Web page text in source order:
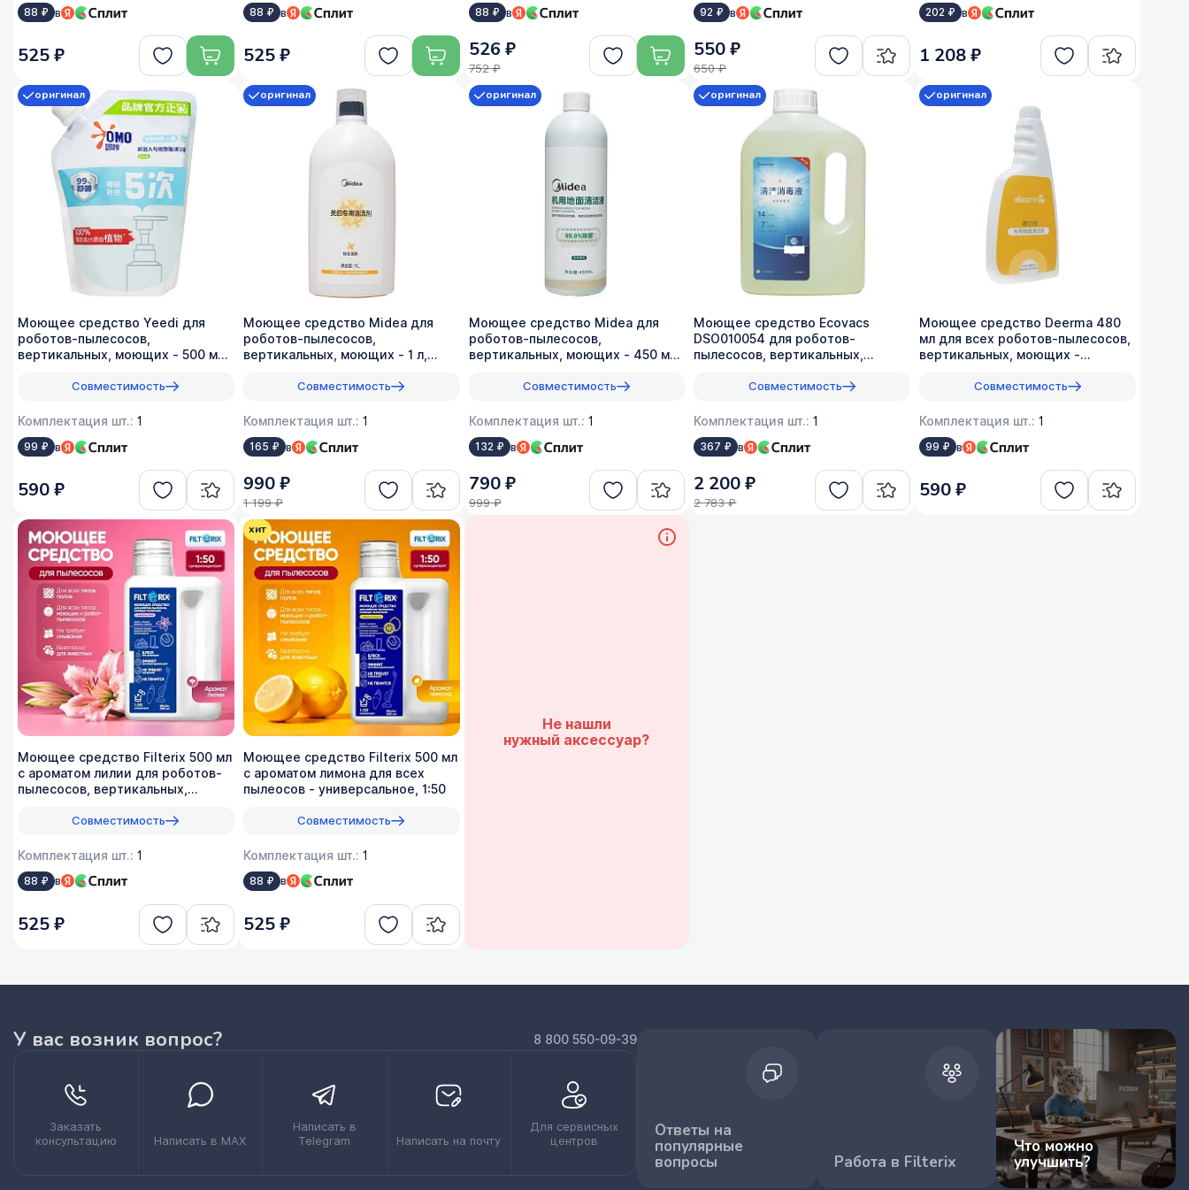
88 ₽ в
525 ₽
88 ₽ в
525 ₽
88 ₽ в
526 ₽
752 ₽
92 ₽ в
550 ₽
650 ₽
202 ₽ в
1 208 ₽
Моющее средство Yeedi для
роботов-пылесосов,
вертикальных, моющих - 500 мл,
Совместимость
Комплектация шт.: 1
99 ₽ в
оригинал
590 ₽
Моющее средство Midea для
роботов-пылесосов,
вертикальных, моющих - 1 л,
Совместимость
Комплектация шт.: 1
165 ₽ в
оригинал
990 ₽
1 199 ₽
Моющее средство Midea для
роботов-пылесосов,
вертикальных, моющих - 450 мл,
Совместимость
Комплектация шт.: 1
132 ₽ в
оригинал
790 ₽
999 ₽
Моющее средство Ecovacs
DSO010054 для роботов-
пылесосов, вертикальных,
Совместимость
Комплектация шт.:1
367 ₽ в
оригинал
2 200 ₽
2 783 ₽
Моющее средство Deerma 480
мл для всех роботов-пылесосов,
вертикальных, моющих -
Совместимость
Комплектация шт.:1
99 ₽ в
оригинал
590 ₽
Моющее средство Filterix 500 мл
с ароматом лилии для роботов-
пылесосов, вертикальных,
Совместимость
Комплектация шт.: 1
88 ₽ в
525 ₽
Моющее средство Filterix 500 мл
с ароматом лимона для всех
пылеосов - универсальное, 1:50
Совместимость
Комплектация шт.: 1
88 ₽ в
хит
525 ₽
Не нашли
нужный аксессуар?
У вас возник вопрос? 8 800 550-09-39
Заказать
консультацию
Написать в MAX
Написать в
Telegram
Написать на почту
Для сервисных
центров
Ответы на
популярные
вопросы Работа в Filterix
Что можно
улучшить?